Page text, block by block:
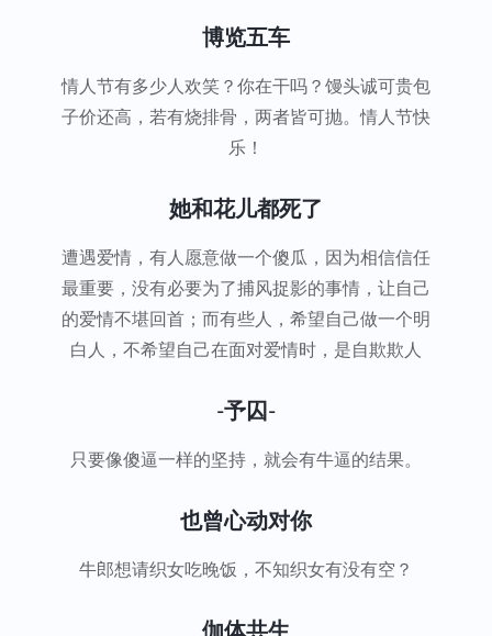
博览五车
情人节有多少人欢笑？你在干吗？馒头诚可贵包
子价还高，若有烧排骨，两者皆可抛。情人节快
乐！
她和花儿都死了
遭遇爱情，有人愿意做一个傻瓜，因为相信信任
最重要，没有必要为了捕风捉影的事情，让自己
的爱情不堪回首；而有些人，希望自己做一个明
白人，不希望自己在面对爱情时，是自欺欺人
-予囚-
只要像傻逼一样的坚持，就会有牛逼的结果。
也曾心动对你
牛郎想请织女吃晚饭，不知织女有没有空？